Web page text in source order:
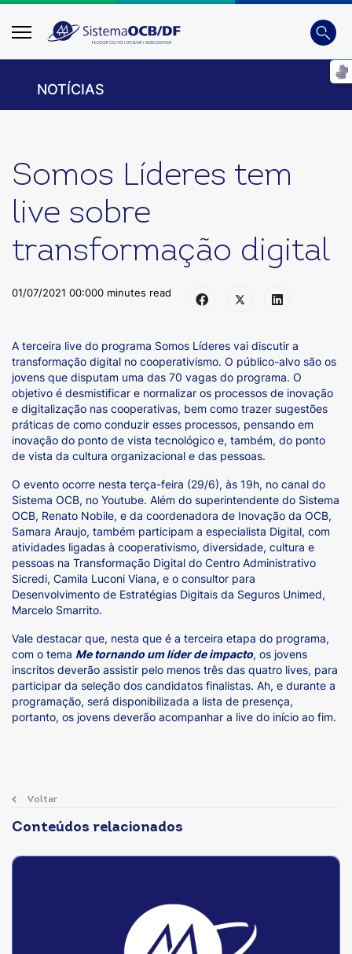
Busca
NOTÍCIAS
Somos Líderes tem
live sobre
transformação digital
01/07/2021 00:000 minutes read
A terceira live do programa Somos Líderes vai discutir a
transformação digital no cooperativismo. O público-alvo são os
jovens que disputam uma das 70 vagas do programa. O
objetivo é desmistificar e normalizar os processos de inovação
e digitalização nas cooperativas, bem como trazer sugestões
práticas de como conduzir esses processos, pensando em
inovação do ponto de vista tecnológico e, também, do ponto
de vista da cultura organizacional e das pessoas.
O evento ocorre nesta terça-feira (29/6), às 19h, no canal do
Sistema OCB, no Youtube. Além do superintendente do Sistema
OCB, Renato Nobile, e da coordenadora de Inovação da OCB,
Samara Araujo, também participam a especialista Digital, com
atividades ligadas à cooperativismo, diversidade, cultura e
pessoas na Transformação Digital do Centro Administrativo
Sicredi, Camila Luconi Viana, e o consultor para
Desenvolvimento de Estratégias Digitais da Seguros Unimed,
Marcelo Smarrito.
Vale destacar que, nesta que é a terceira etapa do programa,
com o tema Me tornando um líder de impacto, os jovens
inscritos deverão assistir pelo menos três das quatro lives, para
participar da seleção dos candidatos finalistas. Ah, e durante a
programação, será disponibilizada a lista de presença,
portanto, os jovens deverão acompanhar a live do início ao fim.
Voltar
Conteúdos relacionados